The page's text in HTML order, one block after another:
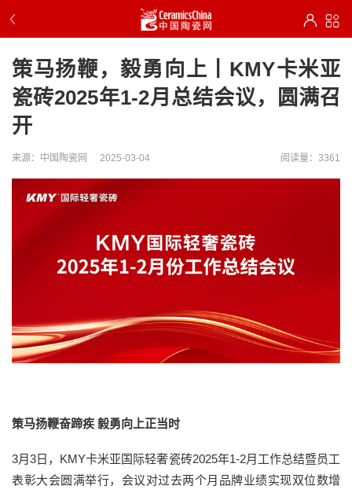
策马扬鞭，毅勇向上丨KMY卡米亚
瓷砖2025年1-2月总结会议，圆满召
开
来源：中国陶瓷网 2025-03-04 阅读量：3361
策马扬鞭奋蹄疾 毅勇向上正当时
3月3日，KMY卡米亚国际轻奢瓷砖2025年1-2月工作总结暨员工
表彰大会圆满举行，会议对过去两个月品牌业绩实现双位数增